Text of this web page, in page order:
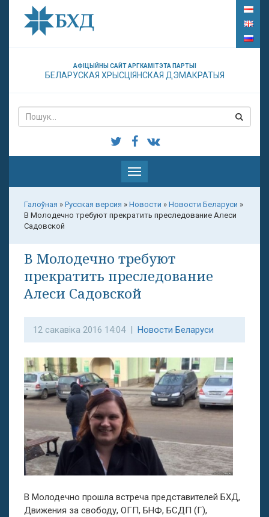
АФІЦЫЙНЫ САЙТ АРГКАМІТЭТА ПАРТЫІ
БЕЛАРУСКАЯ ХРЫСЦІЯНСКАЯ ДЭМАКРАТЫЯ
Паказаць
меню
Галоўная » Русская версия » Новости » Новости Беларуси »
В Молодечно требуют прекратить преследование Алеси
Садовской
В Молодечно требуют
прекратить преследование
Алеси Садовской
12 сакавіка 2016 14:04 | Новости Беларуси
В Молодечно прошла встреча представителей БХД,
Движения за свободу, ОГП, БНФ, БСДП (Г),